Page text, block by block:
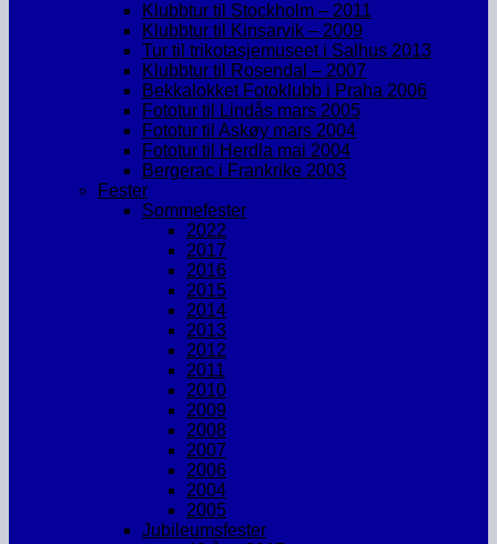
Klubbtur til Stockholm – 2011
Klubbtur til Kinsarvik – 2009
Tur til trikotasjemuseet i Salhus 2013
Klubbtur til Rosendal – 2007
Bekkalokket Fotoklubb i Praha 2006
Fototur til Lindås mars 2005
Fototur til Askøy mars 2004
Fototur til Herdla mai 2004
Bergerac i Frankrike 2003
Fester
Sommefester
2022
2017
2016
2015
2014
2013
2012
2011
2010
2009
2008
2007
2006
2004
2005
Jubileumsfester